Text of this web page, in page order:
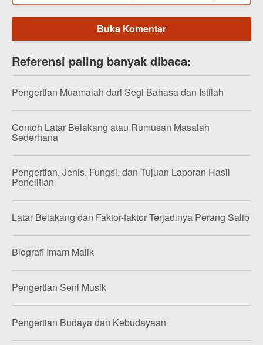
Buka Komentar
Referensi paling banyak dibaca:
Pengertian Muamalah dari Segi Bahasa dan Istilah
Contoh Latar Belakang atau Rumusan Masalah
Sederhana
Pengertian, Jenis, Fungsi, dan Tujuan Laporan Hasil
Penelitian
Latar Belakang dan Faktor-faktor Terjadinya Perang Salib
Biografi Imam Malik
Pengertian Seni Musik
Pengertian Budaya dan Kebudayaan